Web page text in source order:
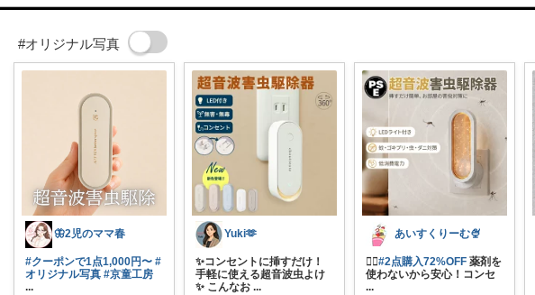
#オリジナル写真
🦋2児のママ春
#クーポンで1点1,000円〜 #
オリジナル写真 #京童工房
...
Yuki🫶
✨コンセントに挿すだけ！
手軽に使える超音波虫よけ
✨ こんなお ...
あいすくりーむ🍨
❤️‍🔥#2点購入72%OFF 薬剤を
使わないから安心！コンセ
...